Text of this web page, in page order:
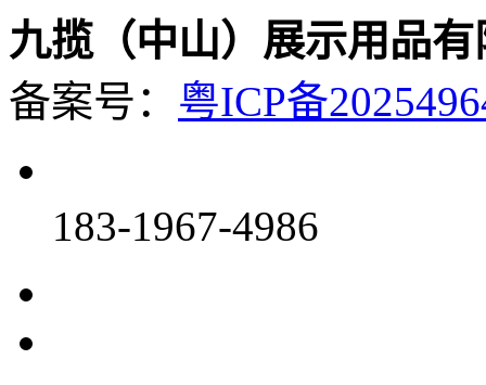
九揽（中山）展示用品
备案号： 粤ICP备
183-1967-4986